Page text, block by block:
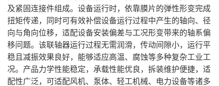
及紧固连接件组成。设备运行时，依靠膜片的弹性形变完成
扭矩传递，同时可有效补偿设备运行过程中产生的轴向、径
向与角向位移，适配设备安装偏差与工况形变带来的轴系偏
移问题。该联轴器运行过程无需润滑，传动间隙小，运行平
稳且减振效果良好，能够适应高温、腐蚀等多种复杂工业工
况。产品力学性能稳定，承载性能优良，拆装维护便捷，适
配性广泛，可适配风机、泵体、轻工机械、电力设备等诸多